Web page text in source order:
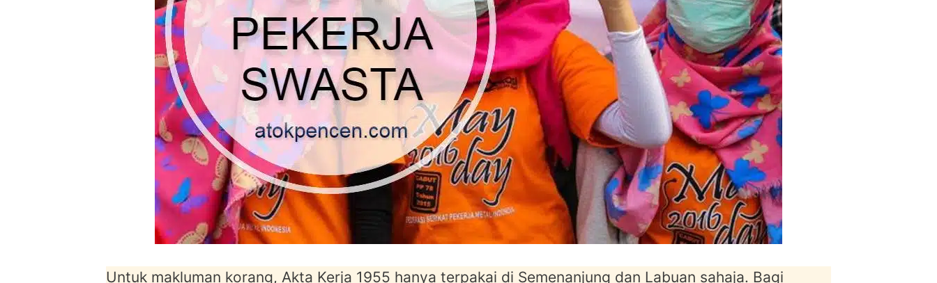
Untuk makluman korang, Akta Kerja 1955 hanya terpakai di Semenanjung dan Labuan sahaja. Bagi